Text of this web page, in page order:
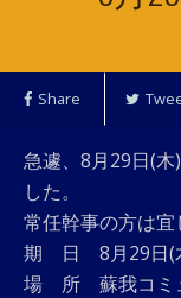
Share
急遽、8月29日(
した。
常任幹事の方は宜
期 日 8月29日(
場 所 蘇我コミ